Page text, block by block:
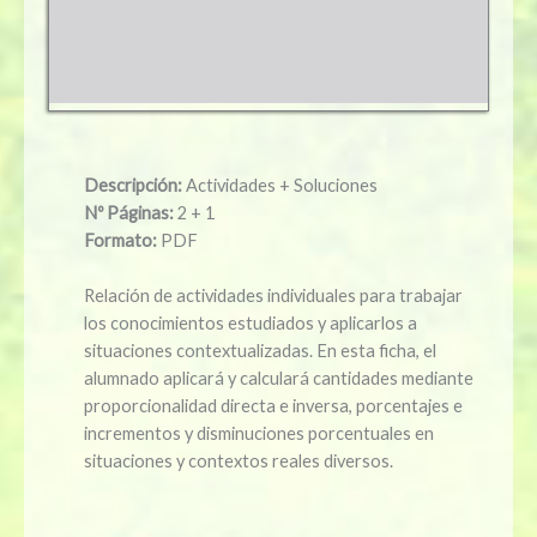
Descripción:Actividades + Soluciones
Nº Páginas:2 + 1
Formato: PDF
Relación de actividades individuales para trabajar
los conocimientos estudiados y aplicarlos a
situaciones contextualizadas. En esta ficha, el
alumnado aplicará y calculará cantidades mediante
proporcionalidad directa e inversa, porcentajes e
incrementos y disminuciones porcentuales en
situaciones y contextos reales diversos.